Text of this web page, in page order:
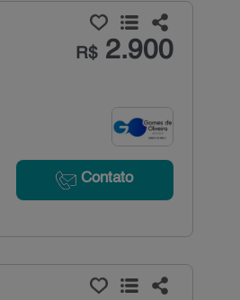
R$2.900
Contato